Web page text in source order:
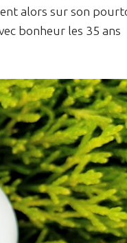
alors sur son
bonheur les 35 ans